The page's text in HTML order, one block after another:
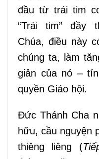
đầu từ trái tim
“Trái tim”đầy
Chúa, điều này
chúng ta,
làm
giản của nó –
quyền Giáo hội.
Đức Thánh Cha
hữu, cầu nguyện
thiêng liêng (